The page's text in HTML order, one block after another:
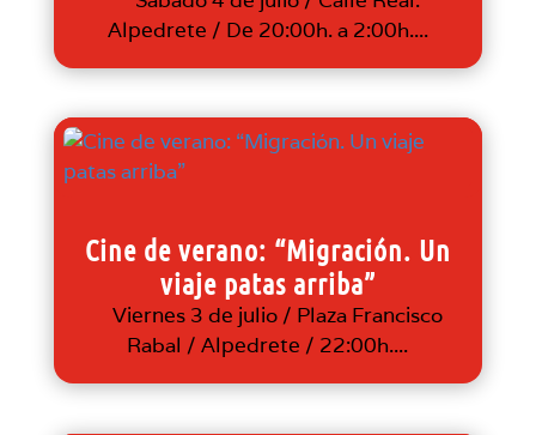
Alpedrete / De 20:00h. a 2:00h....
Cine de verano: “Migración. Un
viaje patas arriba”
Viernes 3 de julio / Plaza Francisco
Rabal / Alpedrete / 22:00h....